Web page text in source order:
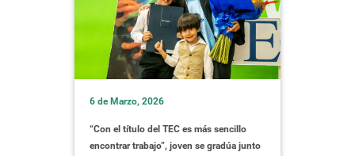
6 de Marzo, 2026
“Con el título del TEC es más sencillo
encontrar trabajo”, joven se gradúa junto